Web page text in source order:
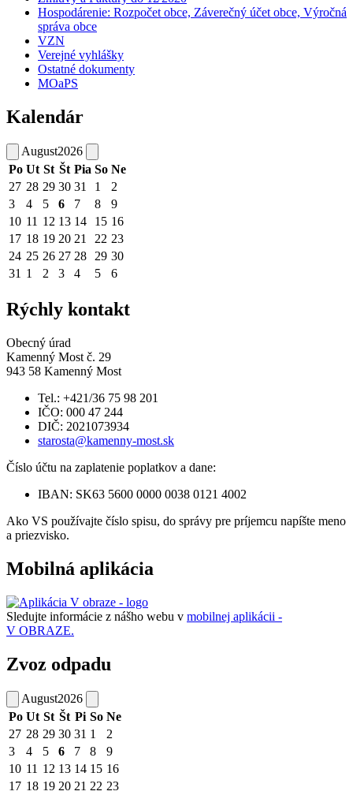
Hospodárenie: Rozpočet obce, Záverečný účet obce, Výročná
správa obce
VZN
Verejné vyhlášky
Ostatné dokumenty
MOaPS
Kalendár
August2026
Po Ut St Št Pia So Ne
27 28 29 30 31 1
2
3
4 5 6 7 8
9
10 11 12 13 14 15 16
17 18 19 20 21 22 23
24 25 26 27 28 29 30
31 1 2 3 4 5 6
Rýchly kontakt
Obecný úrad
Kamenný Most č. 29
943 58 Kamenný Most
Tel.: +421/36 75 98 201
IČO: 000 47 244
DIČ: 2021073934
starosta@kamenny-most.sk
Číslo účtu na zaplatenie poplatkov a dane:
IBAN: SK63 5600 0000 0038 0121 4002
Ako VS používajte číslo spisu, do správy pre príjemcu napíšte meno
a priezvisko.
Mobilná aplikácia
Sledujte informácie z nášho webu v mobilnej aplikácii -
V OBRAZE.
Zvoz odpadu
August2026
Po Ut St Št Pi So Ne
27 28 29 30 31 1
2
3
4 5 6 7 8
9
10 11 12 13 14 15 16
17 18 19 20 21 22 23